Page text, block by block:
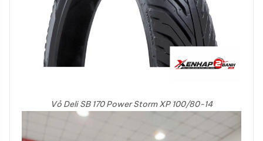
Vỏ Deli SB 170 Power Storm XP 100/80-14